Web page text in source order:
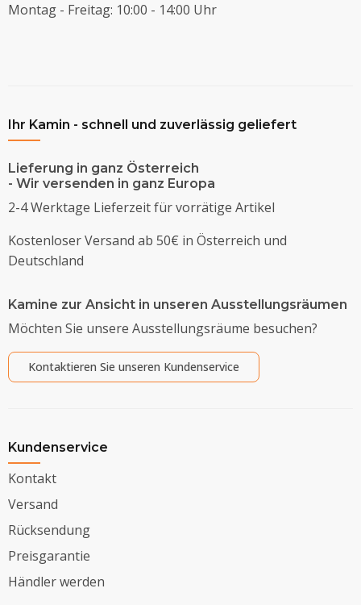
Montag - Freitag: 10:00 - 14:00 Uhr
Ihr Kamin - schnell und zuverlässig geliefert
Lieferung in ganz Österreich
- Wir versenden in ganz Europa
2-4 Werktage Lieferzeit für vorrätige Artikel
Kostenloser Versand ab 50€ in Österreich und
Deutschland
Kamine zur Ansicht in unseren Ausstellungsräumen
Möchten Sie unsere Ausstellungsräume besuchen?
Kontaktieren Sie unseren Kundenservice
Kundenservice
Kontakt
Versand
Rücksendung
Preisgarantie
Händler werden